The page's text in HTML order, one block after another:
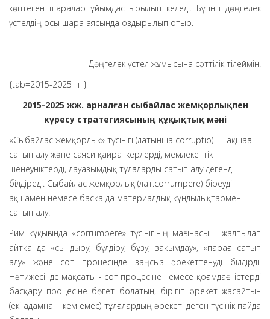
көптеген шаралар ұйымдастырылып келеді. Бүгінгі дөңгелек
үстелдің осы шара аясында оздырылып отыр.
Дөңгелек үстел жұмысына сәттілік тілеймін.
{tab=2015-2025 гг }
2015-2025 жж. арналған сыбайлас жемқорлықпен
күресу стратегиясының құқықтық мәні
«Сыбайлас жемқорлық» түсінігі (латынша corruptio) — ақшаға
сатып алу және саяси қайраткерлерді, мемлекеттік
шенеуніктерді, лауазымдық тұлғаларды сатып алу дегенді
білдіреді. Сыбайлас жемқорлық (лат.соrrumpere) біреуді
ақшамен немесе басқа да материалдық құндылықтармен
сатып алу.
Рим құқығында «соrrumpere» түсінігінің мағынасы – жалпылап
айтқанда «сындыру, бүлдіру, бұзу, зақымдау», «параға сатып
алу» және сот процесінде заңсыз әрекеттенуді білдірді.
Нәтижесінде мақсаты - сот процесіне немесе қоғамдағы істерді
басқару процесіне бөгет болатын, бірігіп әрекет жасайтын
(екі адамнан кем емес) тұлғалардың әрекеті деген түсінік пайда